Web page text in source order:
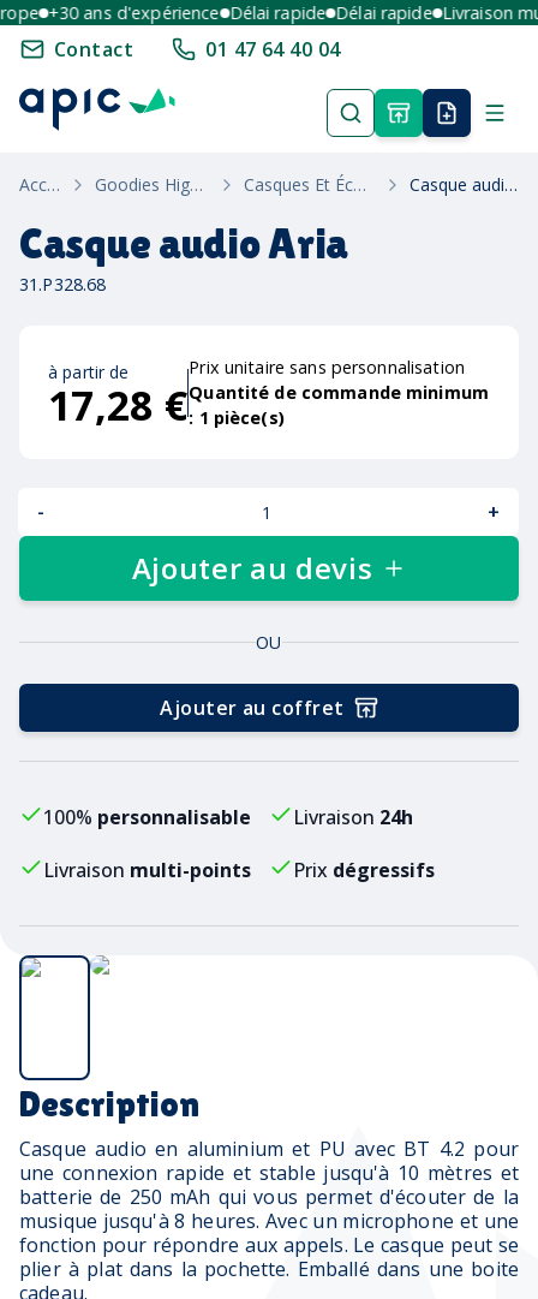
+30 ans d'expérience Délai rapide Délai rapide Livraison
Contact 01 47 64 40 04
Accueil Goodies High-Tech Casques Et Écouteurs Casque audio Aria
Description
Casque audio en aluminium et PU avec BT 4.2 pour
une connexion rapide et stable jusqu'à 10 mètres et
batterie de 250 mAh qui vous permet d'écouter de la
musique jusqu'à 8 heures. Avec un microphone et une
fonction pour répondre aux appels. Le casque peut se
plier à plat dans la pochette. Emballé dans une boite
cadeau.
Casque audio Aria
31.P328.68
à partir de
17,28 €
Prix unitaire sans personnalisation
Quantité de commande minimum
: 1 pièce(s)
- +
Ajouter au devis
OU
Ajouter au coffret
100% personnalisable Livraison 24h
Livraison multi-points Prix dégressifs